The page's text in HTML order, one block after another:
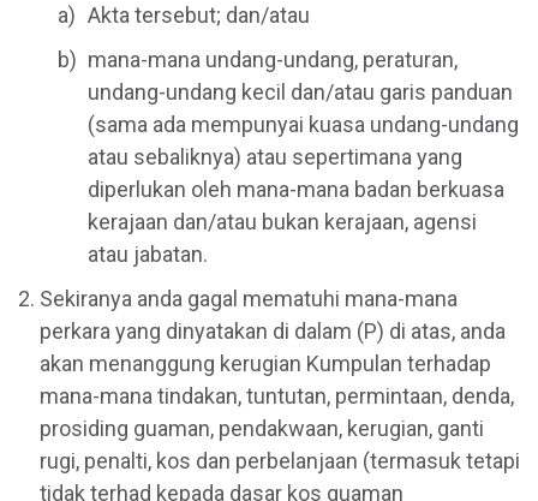
Akta tersebut; dan/atau
mana-mana undang-undang, peraturan,
undang-undang kecil dan/atau garis panduan
(sama ada mempunyai kuasa undang-undang
atau sebaliknya) atau sepertimana yang
diperlukan oleh mana-mana badan berkuasa
kerajaan dan/atau bukan kerajaan, agensi
atau jabatan.
Sekiranya anda gagal mematuhi mana-mana
perkara yang dinyatakan di dalam (P) di atas, anda
akan menanggung kerugian Kumpulan terhadap
mana-mana tindakan, tuntutan, permintaan, denda,
prosiding guaman, pendakwaan, kerugian, ganti
rugi, penalti, kos dan perbelanjaan (termasuk tetapi
tidak terhad kepada dasar kos guaman